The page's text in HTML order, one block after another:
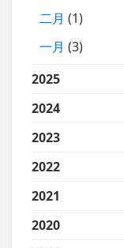
二月 (1)
一月 (3)
2025
2024
2023
2022
2021
2020